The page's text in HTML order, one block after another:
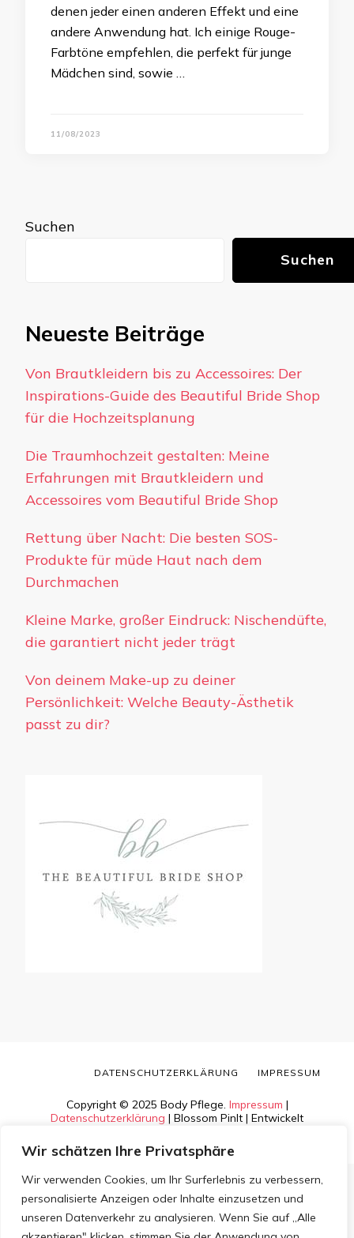
Wir schätzen Ihre Privatsphäre
Wir verwenden Cookies, um Ihr Surferlebnis zu verbessern,
personalisierte Anzeigen oder Inhalte einzusetzen und
unseren Datenverkehr zu analysieren. Wenn Sie auf „Alle
denen jeder einen anderen Effekt und eine
andere Anwendung hat. Ich einige Rouge-
Farbtöne empfehlen, die perfekt für junge
Mädchen sind, sowie …
11/08/2023
Suchen
Suchen
Neueste Beiträge
Von Brautkleidern bis zu Accessoires: Der
Inspirations-Guide des Beautiful Bride Shop
für die Hochzeitsplanung
Die Traumhochzeit gestalten: Meine
Erfahrungen mit Brautkleidern und
Accessoires vom Beautiful Bride Shop
Rettung über Nacht: Die besten SOS-
Produkte für müde Haut nach dem
Durchmachen
Kleine Marke, großer Eindruck: Nischendüfte,
die garantiert nicht jeder trägt
Von deinem Make-up zu deiner
Persönlichkeit: Welche Beauty-Ästhetik
passt zu dir?
Copyright © 2025 Body Pflege. Impressum |
Datenschutzerklärung | Blossom PinIt | Entwickelt
DATENSCHUTZERKLÄRUNG IMPRESSUM